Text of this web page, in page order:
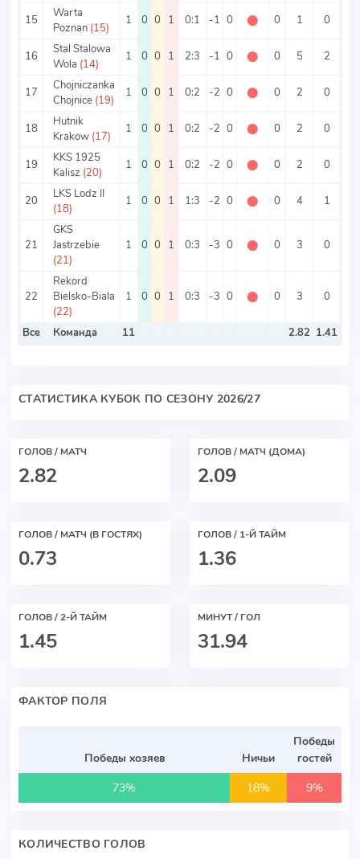
15
Warta
Poznan (15)
1 0 0 1 0:1 -1 0 ⬤ 0 1 0
16
Stal Stalowa
Wola (14)
1 0 0 1 2:3 -1 0 ⬤ 0 5 2
17
Chojniczanka
Chojnice (19)
1 0 0 1 0:2 -2 0 ⬤ 0 2 0
18
Hutnik
Krakow (17)
1 0 0 1 0:2 -2 0 ⬤ 0 2 0
19
KKS 1925
Kalisz (20)
1 0 0 1 0:2 -2 0 ⬤ 0 2 0
20
LKS Lodz II
(18)
1 0 0 1 1:3 -2 0 ⬤ 0 4 1
21
GKS
Jastrzebie
(21)
1 0 0 1 0:3 -3 0 ⬤ 0 3 0
22
Rekord
Bielsko-Biala
(22)
1 0 0 1 0:3 -3 0 ⬤ 0 3 0
Все Команда 11 2.82 1.41
СТАТИСТИКА КУБОК ПО СЕЗОНУ 2026/27
ГОЛОВ / МАТЧ
2.82
ГОЛОВ / МАТЧ (ДОМА)
2.09
ГОЛОВ / МАТЧ (В ГОСТЯХ)
0.73
ГОЛОВ / 1-Й ТАЙМ
1.36
ГОЛОВ / 2-Й ТАЙМ
1.45
МИНУТ / ГОЛ
31.94
ФАКТОР ПОЛЯ
Победы хозяев Ничьи
Победы
гостей
73%
18% 9%
КОЛИЧЕСТВО ГОЛОВ